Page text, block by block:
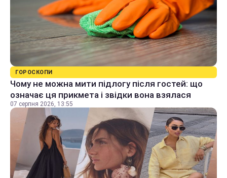
ГОРОСКОПИ
Чому не можна мити підлогу після гостей: що
означає ця прикмета і звідки вона взялася
07 серпня 2026, 13:55